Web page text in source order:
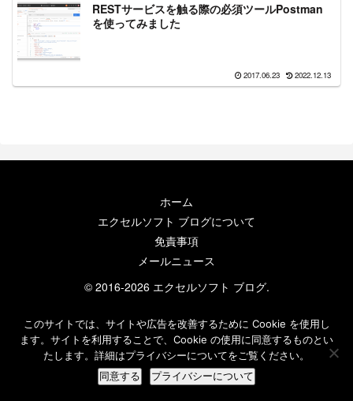
RESTサービスを触る際の必須ツールPostman
を使ってみました
2017.06.23 2022.12.13
ホーム
エクセルソフト ブログについて
免責事項
メールニュース
© 2016-2026 エクセルソフト ブログ.
このサイトでは、サイトや広告を改善するために Cookie を使用し
ます。サイトを利用することで、Cookie の使用に同意するものとい
たします。詳細はプライバシーについてをご覧ください。
同意する プライバシーについて